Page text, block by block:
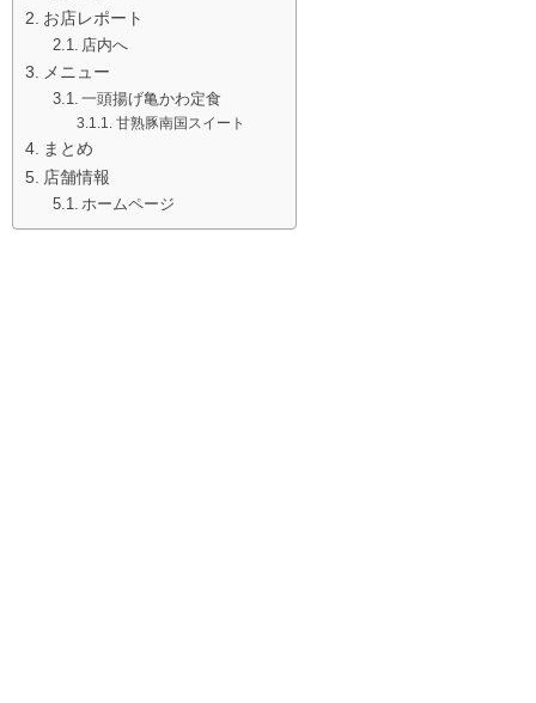
お店レポート
店内へ
メニュー
一頭揚げ亀かわ定食
甘熟豚南国スイート
まとめ
店舗情報
ホームページ